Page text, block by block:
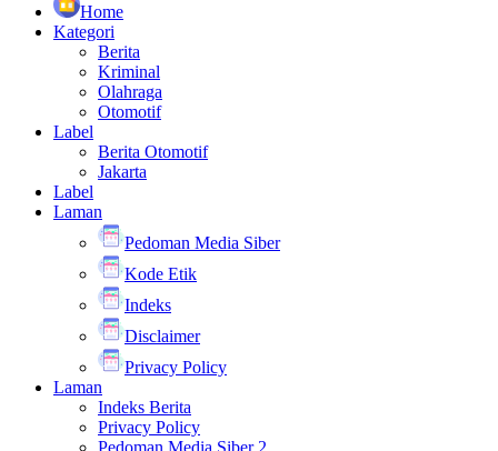
Home
Kategori
Berita
Kriminal
Olahraga
Otomotif
Label
Berita Otomotif
Jakarta
Label
Laman
Pedoman Media Siber
Kode Etik
Indeks
Disclaimer
Privacy Policy
Laman
Indeks Berita
Privacy Policy
Pedoman Media Siber 2